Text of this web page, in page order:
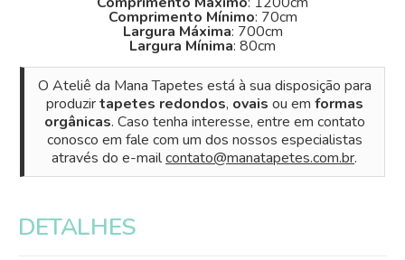
Comprimento Mínimo: 70cm
Largura Máxima: 700cm
Largura Mínima: 80cm
O Ateliê da Mana Tapetes está à sua disposição para
produzirtapetes redondos, ovais ou em formas
orgânicas. Caso tenha interesse, entre em contato
conosco em fale com um dos nossos especialistas
através do e-mailcontato@manatapetes.com.br.
DETALHES